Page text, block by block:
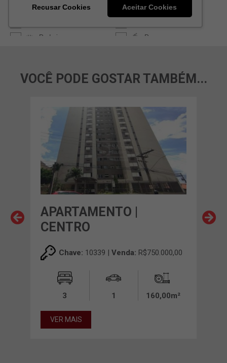
VOCÊ PODE GOSTAR TAMBÉM...
APARTAMENTO |
CENTRO
Chave: 10339 | Venda: R$750.000,00
3 1 160,00m²
VER MAIS